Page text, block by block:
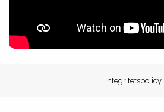
Integritetspolicy